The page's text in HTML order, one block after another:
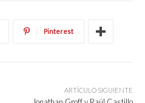
Pinterest
ARTÍCULO SIGUIENTE